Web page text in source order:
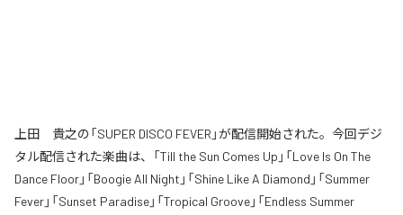
上田 貴之の「SUPER DISCO FEVER」が配信開始された。今回デジ
タル配信された楽曲は、「Till the Sun Comes Up」「Love Is On The
Dance Floor」「Boogie All Night」「Shine Like A Diamond」「Summer
Fever」「Sunset Paradise」「Tropical Groove」「Endless Summer